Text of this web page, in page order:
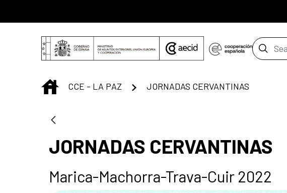
INICIO
CCE - LA PAZ JORNADAS CERVANTINAS
JORNADAS CERVANTINAS
Marica-Machorra-Trava-Cuir 2022